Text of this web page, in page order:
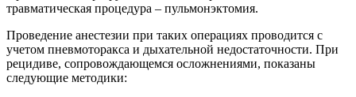
травматическая процедура – пульмонэктомия.
Проведение анестезии при таких операциях проводится с
учетом пневмоторакса и дыхательной недостаточности. При
рецидиве, сопровождающемся осложнениями, показаны
следующие методики: